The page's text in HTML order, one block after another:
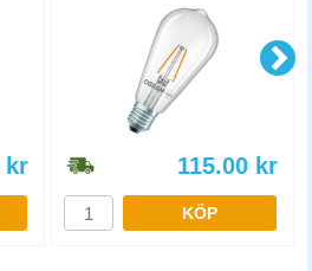
kr 115.00 kr
KÖP